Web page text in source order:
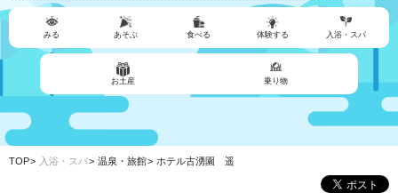
みる あそぶ 食べる 体験する 入浴・スパ
お土産 乗り物
TOP 入浴・スパ 温泉・旅館 ホテル古湧園 遥